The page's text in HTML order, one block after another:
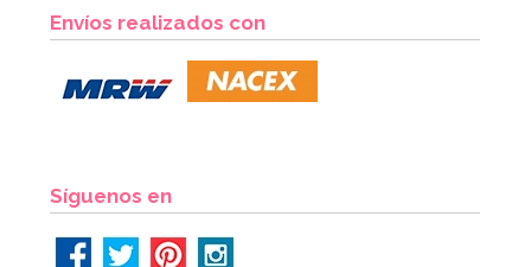
Envíos realizados con
Síguenos en